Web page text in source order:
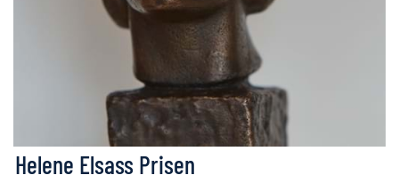
Helene Elsass Prisen